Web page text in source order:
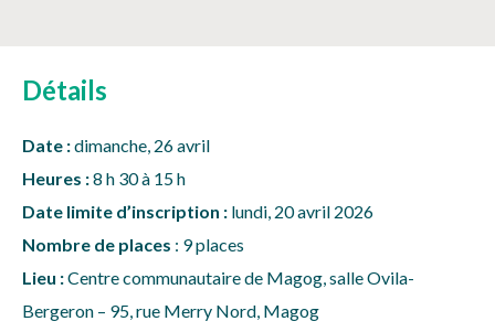
Détails
Date :dimanche, 26 avril
Heures :8 h 30 à 15 h
Date limite d’inscription : lundi, 20 avril 2026
Nombre de places : 9 places
Lieu :Centre communautaire de Magog, salle Ovila-
Bergeron – 95, rue Merry Nord, Magog